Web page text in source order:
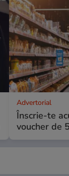
Advertorial
Înscrie-te
voucher de